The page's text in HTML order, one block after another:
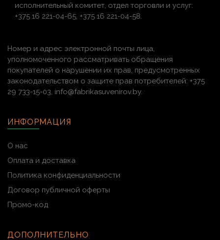
исполнительный комитет, отдел торговли и услуг:
+375 16 221-04-65, +375 16 221-04-58.
Номер и адрес электронной почты лица,
уполномоченного рассматривать обращения
покупателей о нарушении их прав, предусмотренных
законодательством о защите прав потребителей: +375
29 733-15-03, info@fabrikasuvenirov.by.
ИНФОРМАЦИЯ
О нас
Оплата и доставка
Политика конфиденциальности
Договор публичной оферты
Промо-код
ДОПОЛНИТЕЛЬНО